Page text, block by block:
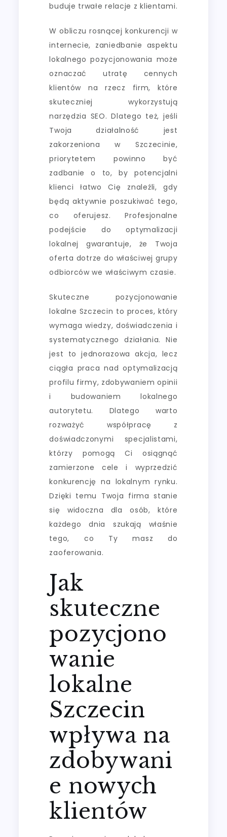
buduje trwałe relacje z klientami.
W obliczu rosnącej konkurencji w
internecie, zaniedbanie aspektu
lokalnego pozycjonowania może
oznaczać utratę cennych
klientów na rzecz firm, które
skuteczniej wykorzystują
narzędzia SEO. Dlatego też, jeśli
Twoja działalność jest
zakorzeniona w Szczecinie,
priorytetem powinno być
zadbanie o to, by potencjalni
klienci łatwo Cię znaleźli, gdy
będą aktywnie poszukiwać tego,
co oferujesz. Profesjonalne
podejście do optymalizacji
lokalnej gwarantuje, że Twoja
oferta dotrze do właściwej grupy
odbiorców we właściwym czasie.
Skuteczne pozycjonowanie
lokalne Szczecin to proces, który
wymaga wiedzy, doświadczenia i
systematycznego działania. Nie
jest to jednorazowa akcja, lecz
ciągła praca nad optymalizacją
profilu firmy, zdobywaniem opinii
i budowaniem lokalnego
autorytetu. Dlatego warto
rozważyć współpracę z
doświadczonymi specjalistami,
którzy pomogą Ci osiągnąć
zamierzone cele i wyprzedzić
konkurencję na lokalnym rynku.
Dzięki temu Twoja firma stanie
się widoczna dla osób, które
każdego dnia szukają właśnie
tego, co Ty masz do
zaoferowania.
Jak
skuteczne
pozycjono
wanie
lokalne
Szczecin
wpływa na
zdobywani
e nowych
klientów